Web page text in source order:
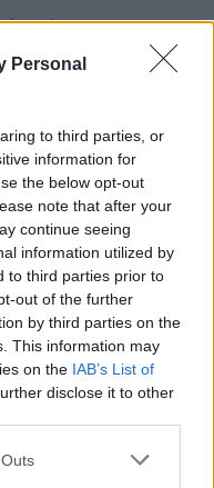
Personal
to third parties, or
information for
the below opt-out
note that after your
continue seeing
information utilized by
to third parties prior to
out of the further
by third parties on the
This information may
on the IAB’s List of
disclose it to other
one or more Google
, lacrema
(mijo o trigo
media pera,
en un tarro)
tarro, el desayuno
dulce y para
deprisa al trabajo
en casa. ¿La
el tarro uno encima